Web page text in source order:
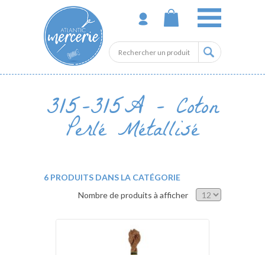
315-315A - Coton
Perlé Métallisé
6 PRODUITS DANS LA CATÉGORIE
Nombre de produits à afficher